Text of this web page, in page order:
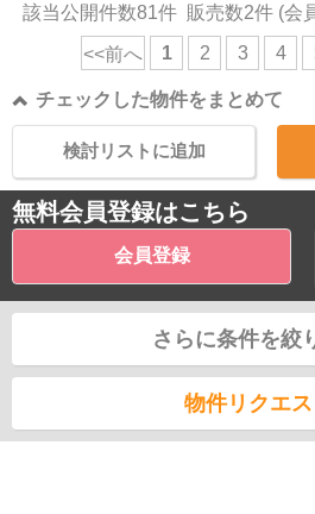
該当公開件数81件 販売数2件 (会
<<前へ 1 2 3 4
チェックした物件をまとめて
検討リストに追加
無料会員登録はこちら
会員登録
さらに条件を絞
物件リクエス